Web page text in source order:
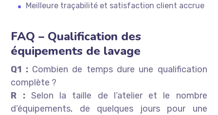
Meilleure traçabilité et satisfaction client accrue
FAQ – Qualification des
équipements de lavage
Q1 :Combien de temps dure une qualification
complète ?
R :Selon la taille de l’atelier et le nombre
d’équipements, de quelques jours pour une